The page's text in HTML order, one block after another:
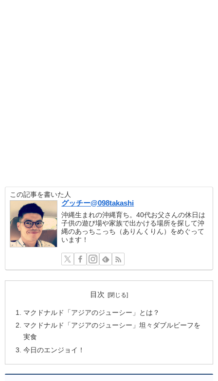
この記事を書いた人
グッチー@098takashi
沖縄生まれの沖縄育ち。40代お父さんの休日は
子供の遊び場や家族で出かける場所を探して沖
縄のあっちこっち（ありんくりん）をめぐって
います！
目次
マクドナルド「アジアのジューシー」とは？
マクドナルド「アジアのジューシー」坦々ダブルビーフを
実食
今日のエンジョイ！